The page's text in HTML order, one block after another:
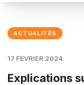
ACTUALITÉS
17 FÉVRIER 2024
Explications